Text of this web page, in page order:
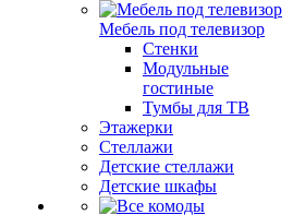
Мебель под телевизор
Стенки
Модульные
гостиные
Тумбы для ТВ
Этажерки
Стеллажи
Детские стеллажи
Детские шкафы